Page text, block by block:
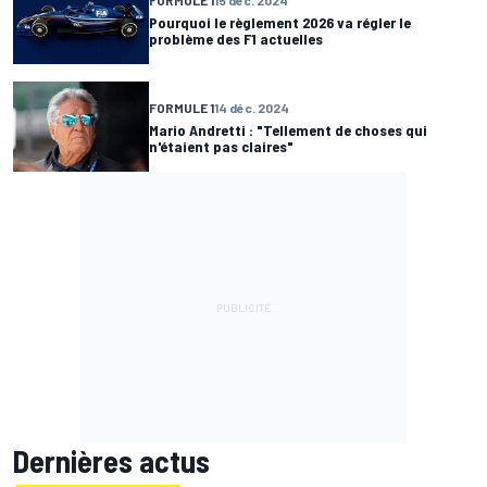
Pourquoi le règlement 2026 va régler le
problème des F1 actuelles
FORMULE 114 déc. 2024
Mario Andretti : "Tellement de choses qui
n'étaient pas claires"
Dernières actus